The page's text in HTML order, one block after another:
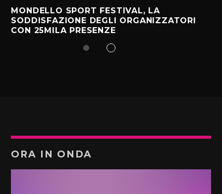
MONDELLO SPORT FESTIVAL, LA
SODDISFAZIONE DEGLI ORGANIZZATORI
CON 25MILA PRESENZE
ORA IN ONDA